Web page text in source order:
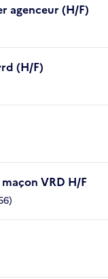
agenceur (H/F)
(H/F)
VRD H/F